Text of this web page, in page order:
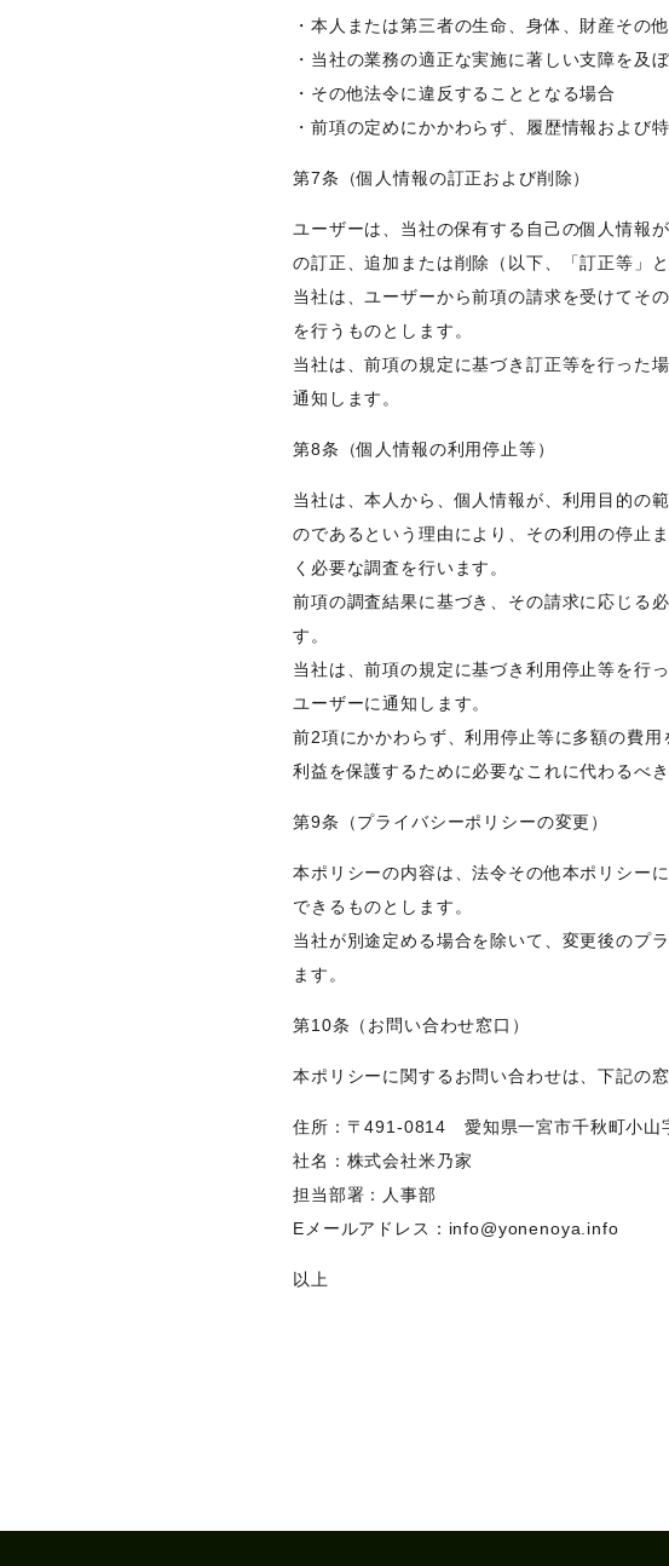
・本人または第三者の生命、身体、財産その
・当社の業務の適正な実施に著しい支障を及
・その他法令に違反することとなる場合
・前項の定めにかかわらず、履歴情報および
第7条（個人情報の訂正および削除）
ユーザーは、当社の保有する自己の個人情報
の訂正、追加または削除（以下、「訂正等」
当社は、ユーザーから前項の請求を受けてそ
を行うものとします。
当社は、前項の規定に基づき訂正等を行った
通知します。
第8条（個人情報の利用停止等）
当社は、本人から、個人情報が、利用目的の
のであるという理由により、その利用の停止
く必要な調査を行います。
前項の調査結果に基づき、その請求に応じる
す。
当社は、前項の規定に基づき利用停止等を行
ユーザーに通知します。
前2項にかかわらず、利用停止等に多額の費
利益を保護するために必要なこれに代わるべ
第9条（プライバシーポリシーの変更）
本ポリシーの内容は、法令その他本ポリシー
できるものとします。
当社が別途定める場合を除いて、変更後のプ
ます。
第10条（お問い合わせ窓口）
本ポリシーに関するお問い合わせは、下記の
住所：〒491-0814 愛知県一宮市千秋町小山
社名：株式会社米乃家
担当部署：人事部
Eメールアドレス：info@yonenoya.info
以上